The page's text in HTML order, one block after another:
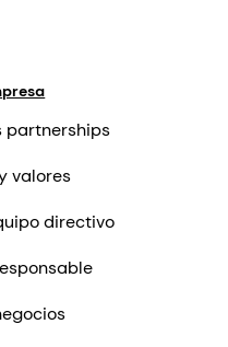
partnerships
valores
directivo